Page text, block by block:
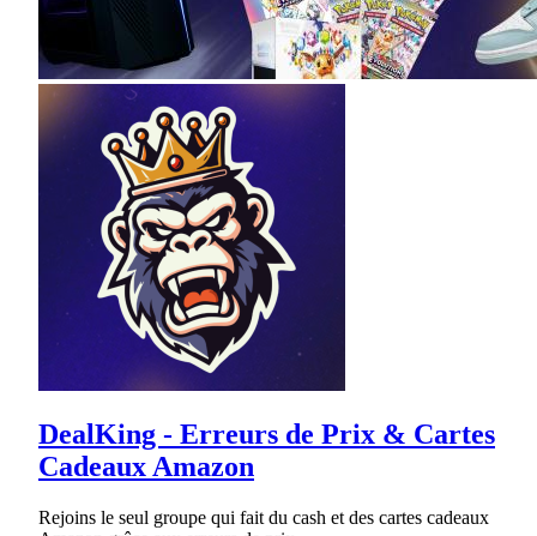
DealKing - Erreurs de Prix & Cartes
Cadeaux Amazon
Rejoins le seul groupe qui fait du cash et des cartes cadeaux